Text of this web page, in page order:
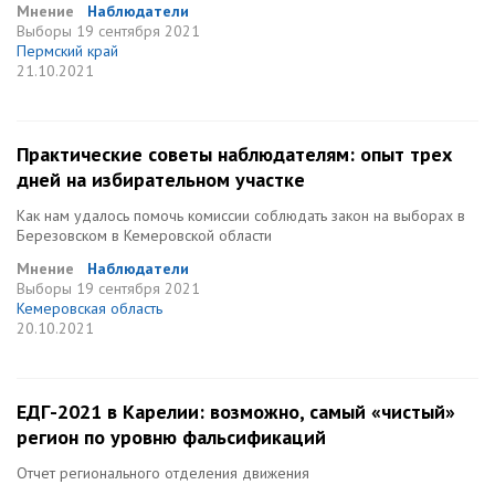
Мнение
Наблюдатели
Выборы 19 сентября 2021
Пермский край
21.10.2021
Практические советы наблюдателям: опыт трех
дней на избирательном участке
Как нам удалось помочь комиссии соблюдать закон на выборах в
Березовском в Кемеровской области
Мнение
Наблюдатели
Выборы 19 сентября 2021
Кемеровская область
20.10.2021
ЕДГ-2021 в Карелии: возможно, самый «чистый»
регион по уровню фальсификаций
Отчет регионального отделения движения